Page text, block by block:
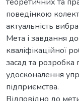
поведінкою
актуальність
Мета і завдання
кваліфікаційної
засад та
удосконалення
підприємства.